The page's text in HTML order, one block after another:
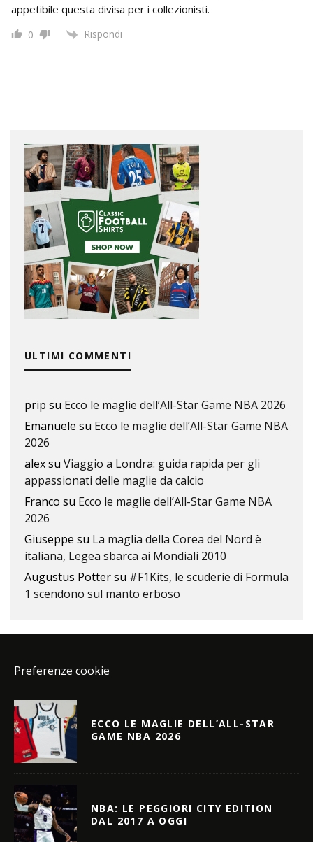
appetibile questa divisa per i collezionisti.
0 Rispondi
ULTIMI COMMENTI
prip su Ecco le maglie dell’All-Star Game NBA 2026
Emanuele su Ecco le maglie dell’All-Star Game NBA
2026
alexsu Viaggio a Londra: guida rapida per gli
appassionati delle maglie da calcio
Franco su Ecco le maglie dell’All-Star Game NBA
2026
Giuseppe su La maglia della Corea del Nord è
italiana, Legea sbarca ai Mondiali 2010
Augustus Pottersu #F1Kits, le scuderie di Formula
1 scendono sul manto erboso
Preferenze cookie
ECCO LE MAGLIE DELL’ALL-STAR
GAME NBA 2026
NBA: LE PEGGIORI CITY EDITION
DAL 2017 A OGGI